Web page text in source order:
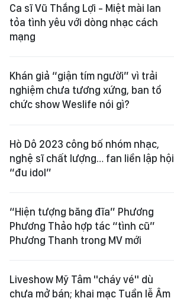
Ca sĩ Vũ Thắng Lợi - Miệt mài lan
tỏa tình yêu với dòng nhạc cách
mạng
Khán giả “giận tím người” vì trải
nghiệm chưa tương xứng, ban tổ
chức show Weslife nói gì?
Hò Dô 2023 công bố nhóm nhạc,
nghệ sĩ chất lượng… fan liền lập hội
“đu idol”
“Hiện tượng băng đĩa” Phương
Phương Thảo hợp tác “tình cũ”
Phương Thanh trong MV mới
Liveshow Mỹ Tâm "cháy vé" dù
chưa mở bán; khai mạc Tuần lễ Âm